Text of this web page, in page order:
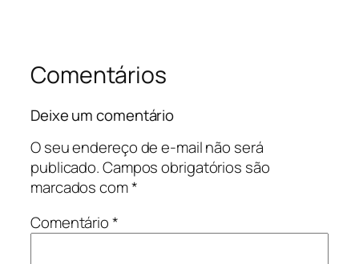
Comentários
Deixe um comentário
O seu endereço de e-mail não será
publicado.Campos obrigatórios são
marcados com*
Comentário*